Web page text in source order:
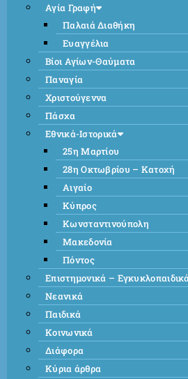
Αγία Γραφή
Παλαιά Διαθήκη
Ευαγγέλια
Βίοι Αγίων-Θαύματα
Παναγία
Χριστούγεννα
Πάσχα
Εθνικά-Ιστορικά
25η Μαρτίου
28η Οκτωβρίου – Κατοχή
Αιγαίο
Κύπρος
Κωνσταντινούπολη
Μακεδονία
Πόντος
Επιστημονικά – Εγκυκλοπαιδικά
Νεανικά
Παιδικά
Κοινωνικά
Διάφορα
Κύρια άρθρα